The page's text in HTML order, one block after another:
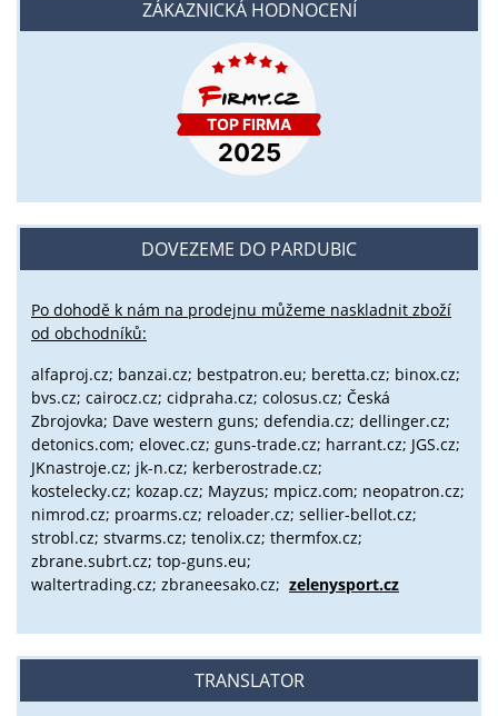
ZÁKAZNICKÁ HODNOCENÍ
DOVEZEME DO PARDUBIC
Po dohodě k nám na prodejnu můžeme naskladnit zboží
od obchodníků:
alfaproj.cz; banzai.cz; bestpatron.eu; beretta.cz; binox.cz;
bvs.cz; cairocz.cz; cidpraha.cz; colosus.cz; Česká
Zbrojovka; Dave western guns; defendia.cz; dellinger.cz;
detonics.com; elovec.cz; guns-trade.cz; harrant.cz; JGS.cz;
JKnastroje.cz; jk-n.cz; kerberostrade.cz;
kostelecky.cz; kozap.cz; Mayzus; mpicz.com; neopatron.cz;
nimrod.cz; proarms.cz; reloader.cz; sellier-bellot.cz;
strobl.cz; stvarms.cz; tenolix.cz; thermfox.cz;
zbrane.subrt.cz; top-guns.eu;
waltertrading.cz; zbraneesako.cz; zelenysport.cz
TRANSLATOR